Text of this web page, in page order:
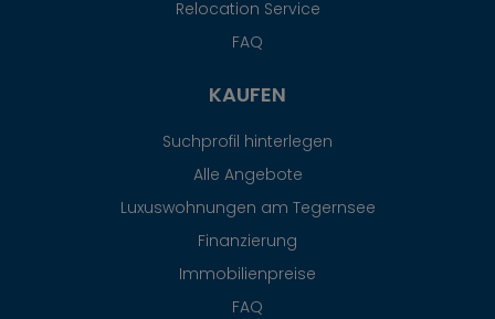
Relocation Service
FAQ
KAUFEN
Suchprofil hinterlegen
Alle Angebote
Luxuswohnungen am Tegernsee
Finanzierung
Immobilienpreise
FAQ